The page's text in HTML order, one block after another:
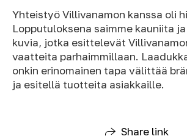
Yhteistyö Villivanamon kanssa oli
Lopputuloksena saimme kauniita
kuvia, jotka esittelevät
vaatteita parhaimmillaan.
onkin erinomainen tapa välittää
ja esitellä tuotteita asiakkaille.
Share link